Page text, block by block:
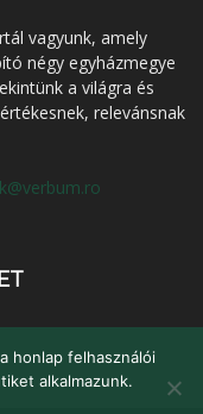
vagyunk, amely
négy egyházmegye
a világra és
relevánsnak
honlap felhasználói
alkalmazunk.